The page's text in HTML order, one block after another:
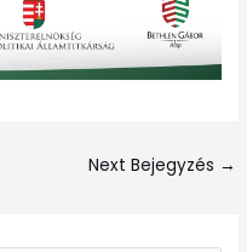
Next Bejegyzés →